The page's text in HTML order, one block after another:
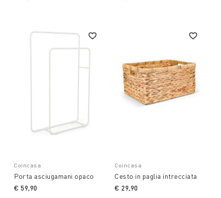
Coincasa
Porta asciugamani opaco
€ 59,90
Coincasa
Cesto in paglia intrecciata
€ 29,90